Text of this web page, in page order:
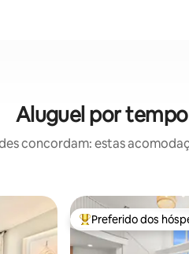
Aluguel por
concordam: estas
hóspedes Entre os melhores
Preferido dos